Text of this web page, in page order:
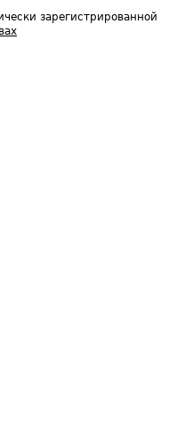
зарегистрированной